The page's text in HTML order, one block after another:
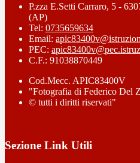
P.zza E.Setti Carraro, 5 -
(AP)
Tel: 0735659634
Email:
PEC:
C.F.: 91038870449
Cod.Mecc. APIC83400V
"Fotografia di Federico Del
© tutti i diritti riservati"
Sezione Link Utili